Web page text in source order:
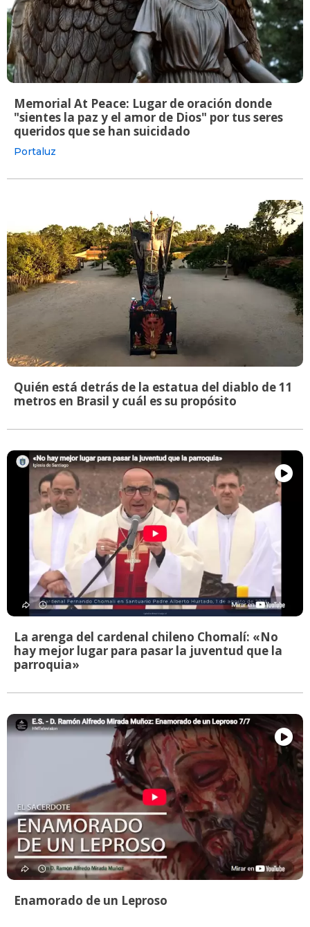
Memorial At Peace: Lugar de oración donde
"sientes la paz y el amor de Dios" por tus seres
queridos que se han suicidado
Portaluz
Quién está detrás de la estatua del diablo de 11
metros en Brasil y cuál es su propósito
La arenga del cardenal chileno Chomalí: «No
hay mejor lugar para pasar la juventud que la
parroquia»
Enamorado de un Leproso